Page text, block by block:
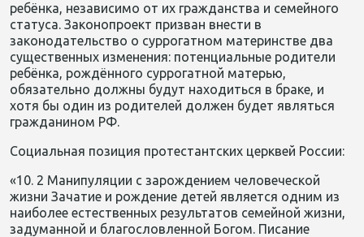
ребёнка, независимо от их гражданства и семейного
статуса. Законопроект призван внести в
законодательство о суррогатном материнстве два
существенных изменения: потенциальные родители
ребёнка, рождённого суррогатной матерью,
обязательно должны будут находиться в браке, и
хотя бы один из родителей должен будет являться
гражданином РФ.
Социальная позиция протестантских церквей России:
«10. 2 Манипуляции с зарождением человеческой
жизни Зачатие и рождение детей является одним из
наиболее естественных результатов семейной жизни,
задуманной и благословленной Богом. Писание